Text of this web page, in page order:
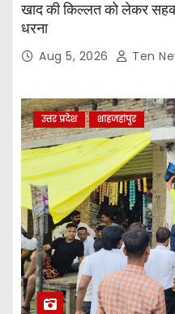
खाद की किल्लत को लेकर
धरना
Aug 5, 2026 Ten
उत्तर प्रदेश शाहजहांपुर